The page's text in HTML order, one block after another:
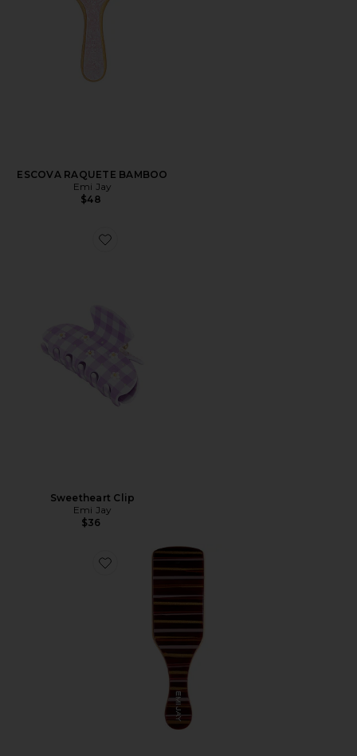
ESCOVA RAQUETE BAMBOO
Emi Jay
$48
Favorite Sweetheart Clip
Sweetheart Clip
Emi Jay
$36
Favorite ESCOVA DE CERDAS